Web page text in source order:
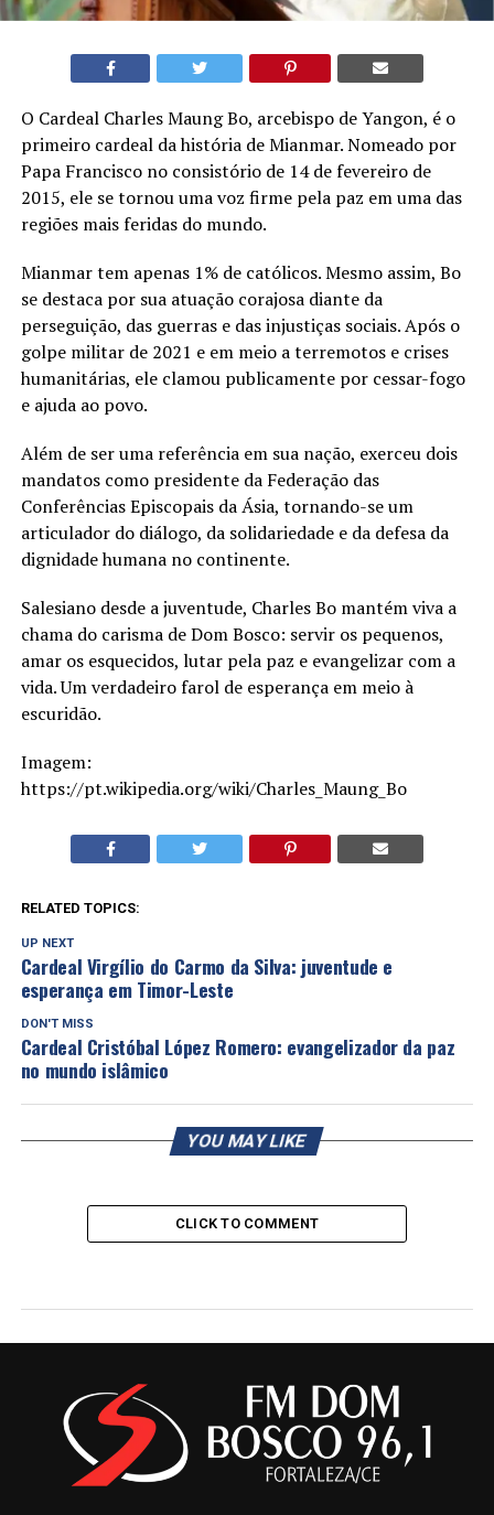
O Cardeal Charles Maung Bo, arcebispo de Yangon, é o
primeiro cardeal da história de Mianmar. Nomeado por
Papa Francisco no consistório de 14 de fevereiro de
2015, ele se tornou uma voz firme pela paz em uma das
regiões mais feridas do mundo.
Mianmar tem apenas 1% de católicos. Mesmo assim, Bo
se destaca por sua atuação corajosa diante da
perseguição, das guerras e das injustiças sociais. Após o
golpe militar de 2021 e em meio a terremotos e crises
humanitárias, ele clamou publicamente por cessar-fogo
e ajuda ao povo.
Além de ser uma referência em sua nação, exerceu dois
mandatos como presidente da Federação das
Conferências Episcopais da Ásia, tornando-se um
articulador do diálogo, da solidariedade e da defesa da
dignidade humana no continente.
Salesiano desde a juventude, Charles Bo mantém viva a
chama do carisma de Dom Bosco: servir os pequenos,
amar os esquecidos, lutar pela paz e evangelizar com a
vida. Um verdadeiro farol de esperança em meio à
escuridão.
Imagem:
https://pt.wikipedia.org/wiki/Charles_Maung_Bo
RELATED TOPICS:
UP NEXT
Cardeal Virgílio do Carmo da Silva: juventude e
esperança em Timor-Leste
DON'T MISS
Cardeal Cristóbal López Romero: evangelizador da paz
no mundo islâmico
YOU MAY LIKE
CLICK TO COMMENT